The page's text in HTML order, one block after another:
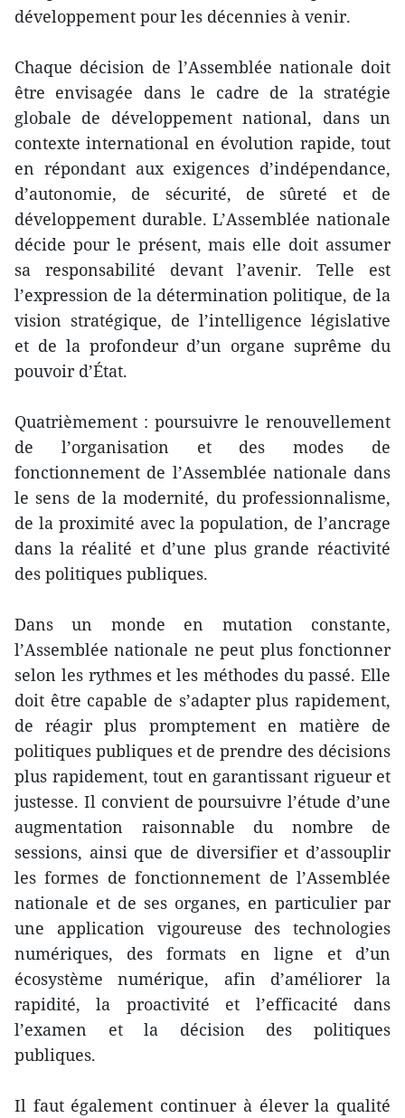
développement pour les décennies à venir.
Chaque décision de l’Assemblée nationale doit
être envisagée dans le cadre de la stratégie
globale de développement national, dans un
contexte international en évolution rapide, tout
en répondant aux exigences d’indépendance,
d’autonomie, de sécurité, de sûreté et de
développement durable. L’Assemblée nationale
décide pour le présent, mais elle doit assumer
sa responsabilité devant l’avenir. Telle est
l’expression de la détermination politique, de la
vision stratégique, de l’intelligence législative
et de la profondeur d’un organe suprême du
pouvoir d’État.
Quatrièmement : poursuivre le renouvellement
de l’organisation et des modes de
fonctionnement de l’Assemblée nationale dans
le sens de la modernité, du professionnalisme,
de la proximité avec la population, de l’ancrage
dans la réalité et d’une plus grande réactivité
des politiques publiques.
Dans un monde en mutation constante,
l’Assemblée nationale ne peut plus fonctionner
selon les rythmes et les méthodes du passé. Elle
doit être capable de s’adapter plus rapidement,
de réagir plus promptement en matière de
politiques publiques et de prendre des décisions
plus rapidement, tout en garantissant rigueur et
justesse. Il convient de poursuivre l’étude d’une
augmentation raisonnable du nombre de
sessions, ainsi que de diversifier et d’assouplir
les formes de fonctionnement de l’Assemblée
nationale et de ses organes, en particulier par
une application vigoureuse des technologies
numériques, des formats en ligne et d’un
écosystème numérique, afin d’améliorer la
rapidité, la proactivité et l’efficacité dans
l’examen et la décision des politiques
publiques.
Il faut également continuer à élever la qualité